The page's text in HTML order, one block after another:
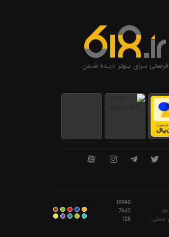
فرصتی بـرای بـهتر دیـده شـدن
10990
7643
شغلی:
128